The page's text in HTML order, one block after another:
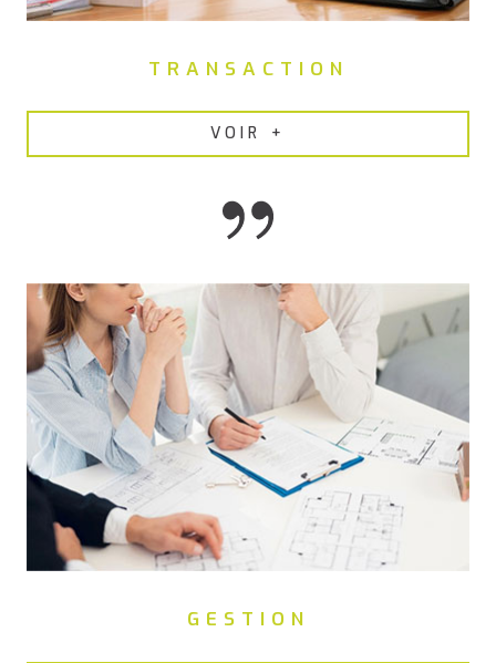
TRANSACTION
VOIR +
GESTION